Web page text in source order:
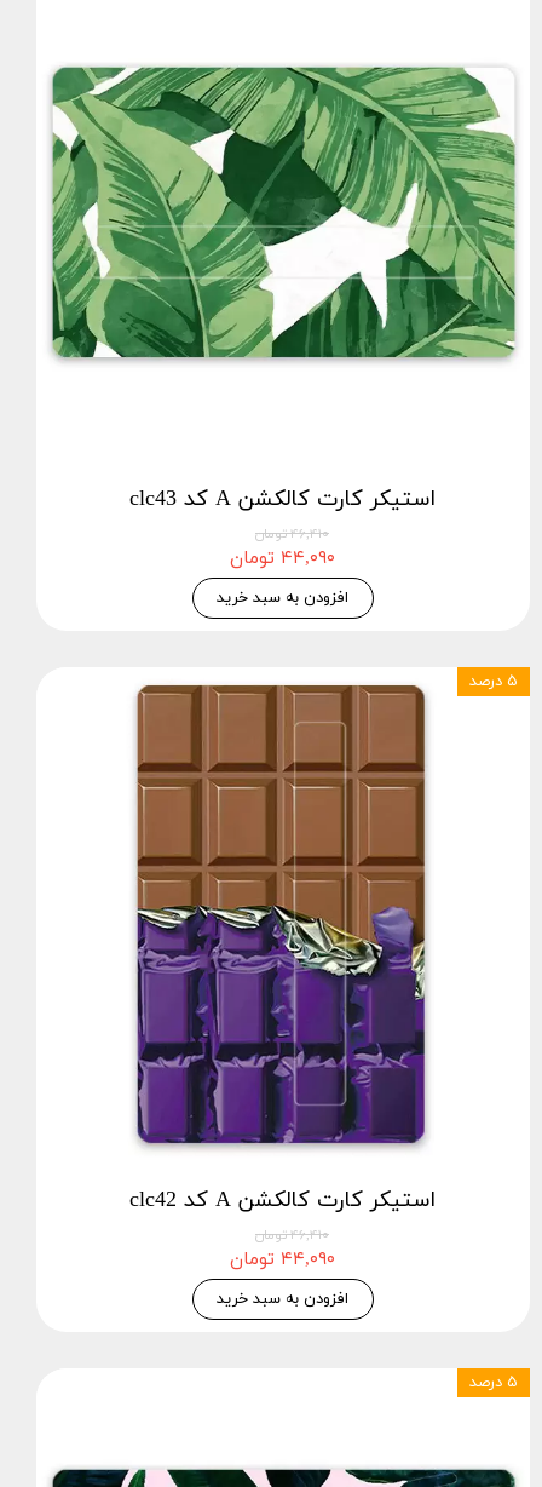
استیکر کارت کالکشن A کد clc43
۴۶,۴۱۰ تومان
۴۴,۰۹۰ تومان
افزودن به سبد خرید
استیکر کارت کالکشن A کد clc42
۴۶,۴۱۰ تومان
۴۴,۰۹۰ تومان
افزودن به سبد خرید
۵ درصد
۵ درصد